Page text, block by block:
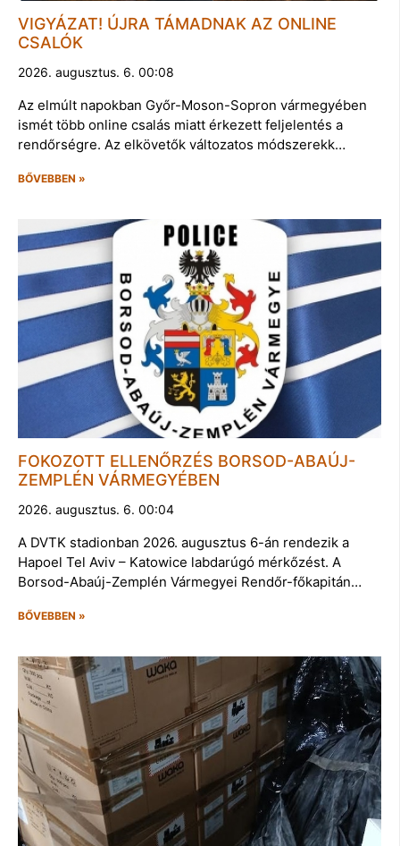
VIGYÁZAT! ÚJRA TÁMADNAK AZ ONLINE
CSALÓK
2026. augusztus. 6. 00:08
Az elmúlt napokban Győr-Moson-Sopron vármegyében
ismét több online csalás miatt érkezett feljelentés a
rendőrségre. Az elkövetők változatos módszerekk…
BŐVEBBEN »
FOKOZOTT ELLENŐRZÉS BORSOD-ABAÚJ-
ZEMPLÉN VÁRMEGYÉBEN
2026. augusztus. 6. 00:04
A DVTK stadionban 2026. augusztus 6-án rendezik a
Hapoel Tel Aviv – Katowice labdarúgó mérkőzést. A
Borsod-Abaúj-Zemplén Vármegyei Rendőr-főkapitán…
BŐVEBBEN »